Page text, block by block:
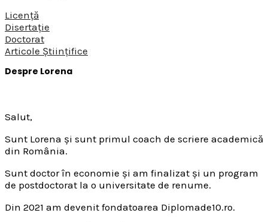
Licență
Disertație
Doctorat
Articole Științifice
Despre Lorena
Salut,
Sunt Lorena și sunt primul coach de scriere academică
din România.
Sunt doctor în economie și am finalizat și un program
de postdoctorat la o universitate de renume.
Din 2021 am devenit fondatoarea Diplomade10.ro.